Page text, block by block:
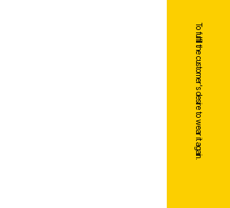
To fulfill the customer's desire to wear it again.